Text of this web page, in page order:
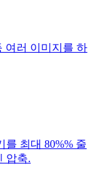
여러 이미지를 하
를 최대 80%% 줄
압축.